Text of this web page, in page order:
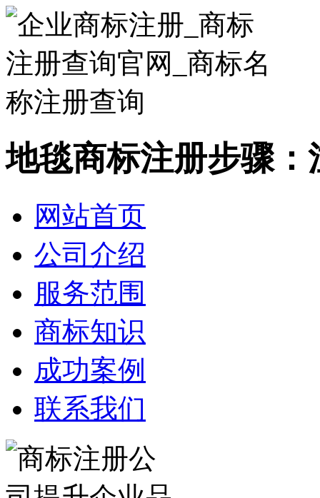
地毯商标注册步骤
网站首页
公司介绍
服务范围
商标知识
成功案例
联系我们